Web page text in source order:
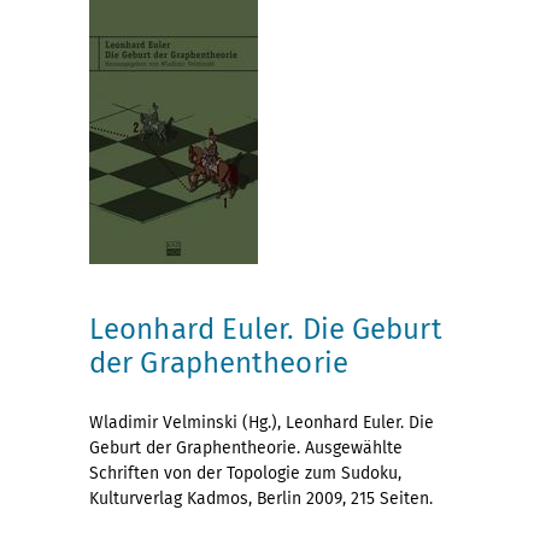
Leonhard Euler. Die Geburt
der Graphentheorie
Wladimir Velminski (Hg.), Leonhard Euler. Die
Geburt der Graphentheorie. Ausgewählte
Schriften von der Topologie zum Sudoku,
Kulturverlag Kadmos, Berlin 2009, 215 Seiten.